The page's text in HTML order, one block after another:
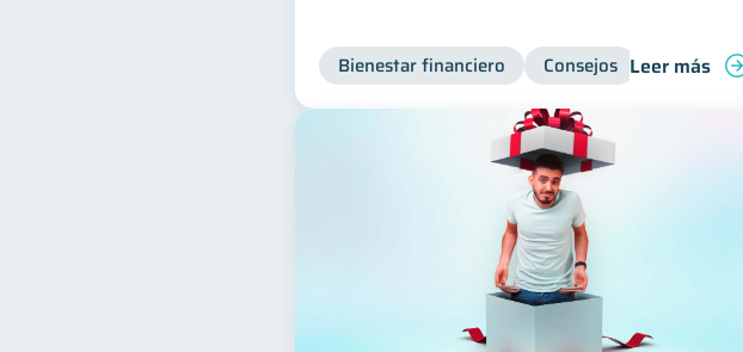
Bienestar financiero Consejos Ahorro
Leer más